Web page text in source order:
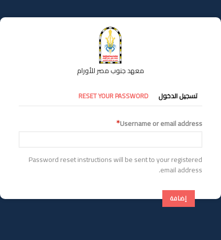
إلى
المحتوى
معهد جنوب مصر للأورام
التبويبات
الأساسية
تسجيل الدخول RESET YOUR PASSWORD
Username or email address
Password reset instructions will be sent to your registered
email address.